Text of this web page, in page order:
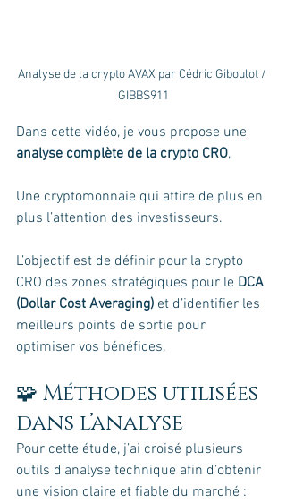
Analyse de la crypto AVAX par Cédric Giboulot /
GIBBS911
Dans cette vidéo, je vous propose une
analyse complète de la crypto CRO,
Une cryptomonnaie qui attire de plus en
plus l’attention des investisseurs.
L’objectif est de définir pour la crypto
CRO des zones stratégiques pour le DCA
(Dollar Cost Averaging) et d’identifier les
meilleurs points de sortie pour
optimiser vos bénéfices.
🧩 Méthodes utilisées
dans l’analyse
Pour cette étude, j’ai croisé plusieurs
outils d’analyse technique afin d’obtenir
une vision claire et fiable du marché :